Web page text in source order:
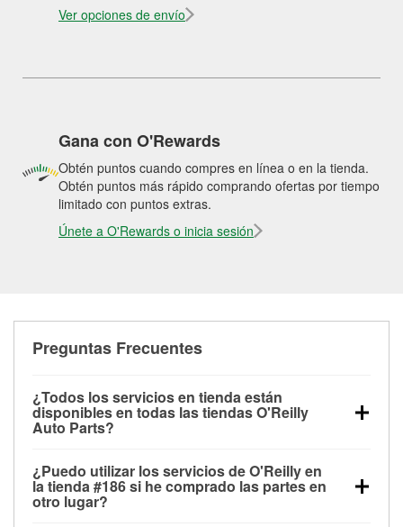
Ver opciones de envío
Gana con O'Rewards
Obtén puntos cuando compres en línea o en la tienda.
Obtén puntos más rápido comprando ofertas por tiempo
limitado con puntos extras.
Únete a O'Rewards o inicia sesión
Preguntas Frecuentes
¿Todos los servicios en tienda están
disponibles en todas las tiendas O'Reilly
Auto Parts?
las pruebas de batería, pruebas de alternador y
motor de arranque, revisión de la luz “Check Engine”
con O'Reilly VeriScan® e instalación de
¿Puedo utilizar los servicios de O'Reilly en
la tienda #186 si he comprado las partes en
otro lugar?